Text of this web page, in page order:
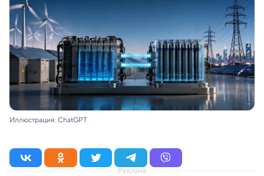
Иллюстрация: ChatGPT
Реклама